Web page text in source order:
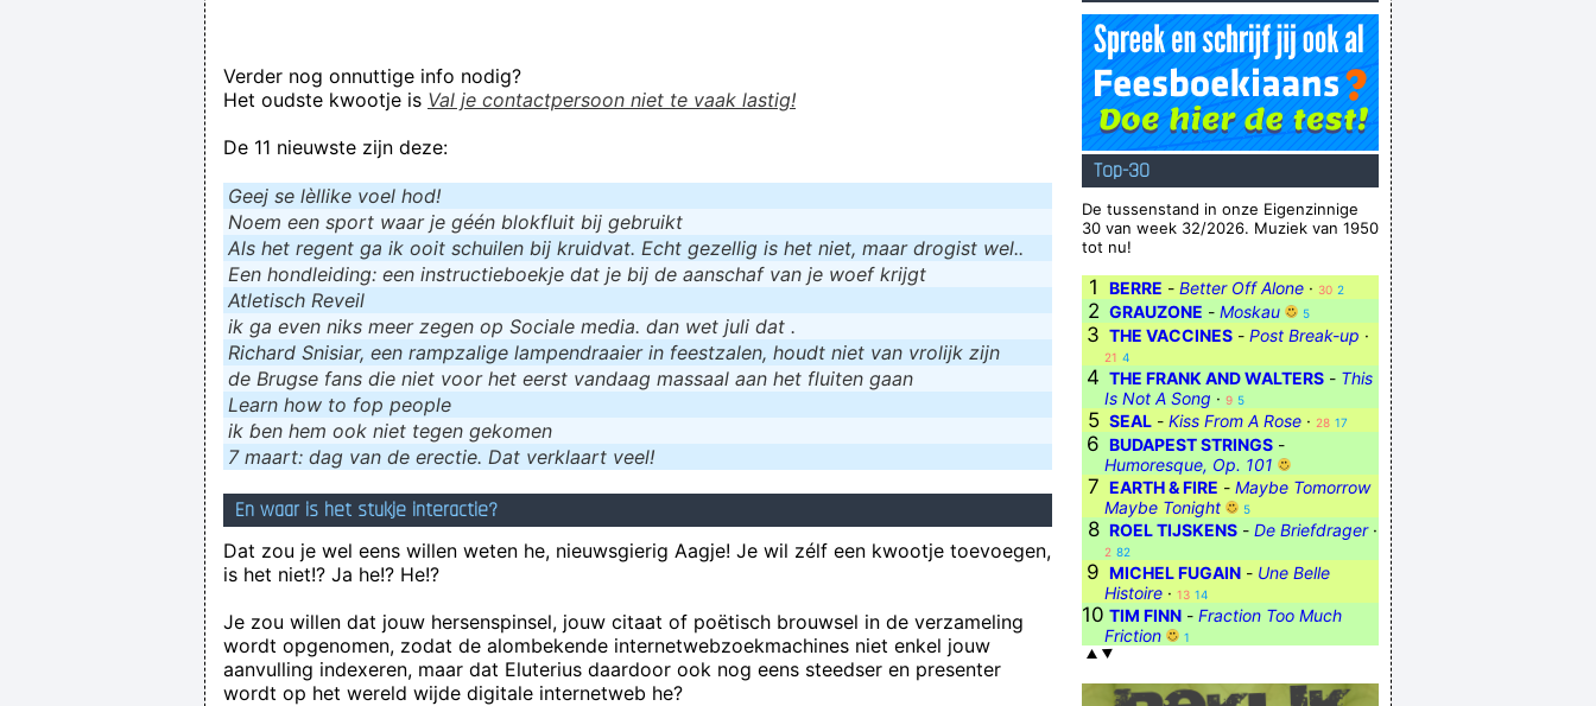
Verder nog onnuttige info nodig?
Het oudste kwootje is Val je contactpersoon niet te vaak lastig!
De 11 nieuwste zijn deze:
Geej se lèllike voel hod!
Noem een sport waar je géén blokfluit bij gebruikt
Als het regent ga ik ooit schuilen bij kruidvat. Echt gezellig is het niet, maar drogist wel..
Een hondleiding: een instructieboekje dat je bij de aanschaf van je woef krijgt
Atletisch Reveil
ik ga even niks meer zegen op Sociale media. dan wet juli dat .
Richard Snisiar, een rampzalige lampendraaier in feestzalen, houdt niet van vrolijk zijn
de Brugse fans die niet voor het eerst vandaag massaal aan het fluiten gaan
Learn how to fop people
ik ɓen hem ook niet tegen gekomen
7 maart: dag van de erectie. Dat verklaart veel!
En waar is het stukje interactie?
Dat zou je wel eens willen weten he, nieuwsgierig Aagje! Je wil zélf een kwootje toevoegen,
is het niet!? Ja he!? He!?
Je zou willen dat jouw hersenspinsel, jouw citaat of poëtisch brouwsel in de verzameling
wordt opgenomen, zodat de alombekende internetwebzoekmachines niet enkel jouw
aanvulling indexeren, maar dat Eluterius daardoor ook nog eens steedser en presenter
wordt op het wereld wijde digitale internetweb he?
Top-30
De tussenstand in onze Eigenzinnige
30 van week 32/2026. Muziek van 1950
tot nu!
1 BERRE - Better Off Alone · 30 2
2 GRAUZONE - Moskau 5
3 THE VACCINES - Post Break-up ·
21 4
4 THE FRANK AND WALTERS - This
Is Not A Song · 9 5
5 SEAL - Kiss From A Rose · 28 17
6 BUDAPEST STRINGS -
Humoresque, Op. 101
7 EARTH & FIRE - Maybe Tomorrow
Maybe Tonight
5
8 ROEL TIJSKENS - De Briefdrager·
2 82
9 MICHEL FUGAIN - Une Belle
Histoire · 13 14
10 TIM FINN - Fraction Too Much
Friction
1